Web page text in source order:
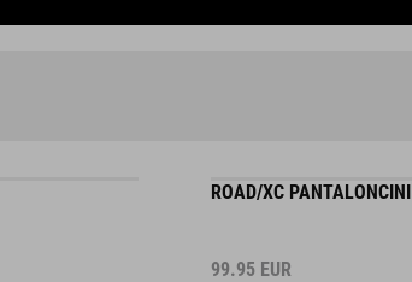
ROAD/XC
99.95 EUR